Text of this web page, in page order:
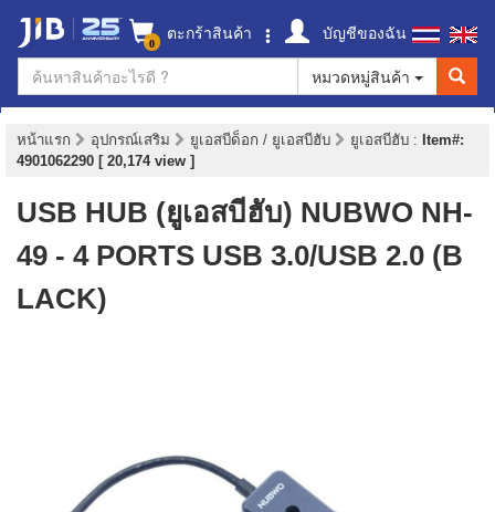
0 ตะกร้าสินค้า
บัญชีของฉัน
หมวดหมู่สินค้า
หน้าแรก อุปกรณ์เสริม ยูเอสบีด็อก / ยูเอสบีฮับ ยูเอสบีฮับ : Item#:
4901062290 [ 20,174 view ]
USB HUB (ยูเอสบีฮับ) NUBWO NH-
49 - 4 PORTS USB 3.0/USB 2.0 (B
LACK)